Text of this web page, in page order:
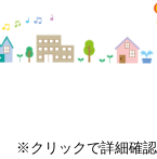
※クリックで詳細確認